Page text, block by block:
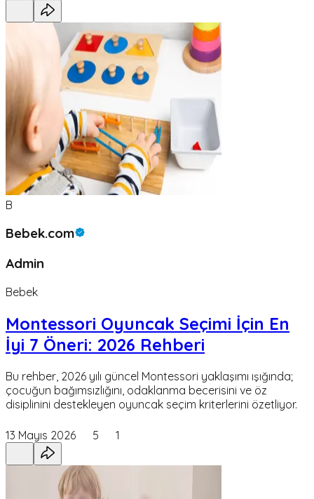
B
Bebek.com
Admin
Bebek
Montessori Oyuncak Seçimi İçin En
İyi 7 Öneri: 2026 Rehberi
Bu rehber, 2026 yılı güncel Montessori yaklaşımı ışığında;
çocuğun bağımsızlığını, odaklanma becerisini ve öz
disiplinini destekleyen oyuncak seçim kriterlerini özetliyor.
13 Mayıs 2026 5 1